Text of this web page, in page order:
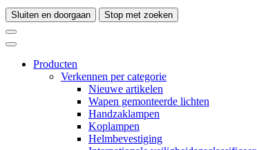
Sluiten en doorgaan Stop met zoeken
Producten
Verkennen per categorie
Nieuwe artikelen
Wapen gemonteerde lichten
Handzaklampen
Koplampen
Helmbevestiging